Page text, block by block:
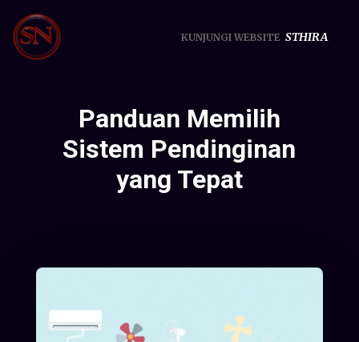
KUNJUNGI WEBSITESTHIRA
Panduan Memilih
Sistem Pendinginan
yang Tepat